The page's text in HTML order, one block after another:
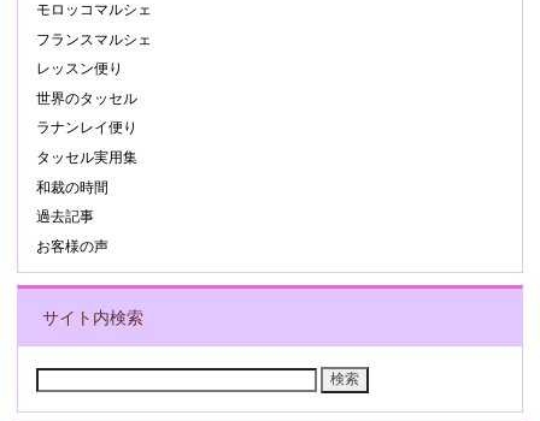
モロッコマルシェ
フランスマルシェ
レッスン便り
世界のタッセル
ラナンレイ便り
タッセル実用集
和裁の時間
過去記事
お客様の声
サイト内検索